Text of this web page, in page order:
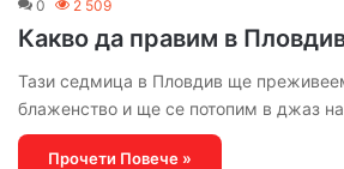
0
2 509
Какво да правим в
Тази седмица в Пловдив ще
блаженство и ще се потопим в джаз
Прочети Повече »